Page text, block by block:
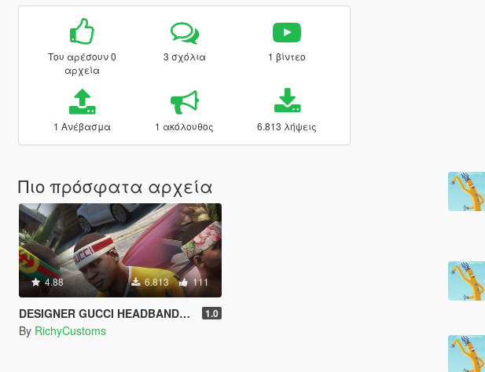
Του αρέσουν 0
αρχεία
3 σχόλια 1 βίντεο
1 Ανέβασμα 1 ακόλουθος 6.813 λήψεις
Πιο πρόσφατα αρχεία
4.88 6.813 111
DESIGNER GUCCI HEADBANDS R$ 1.0
By RichyCustoms